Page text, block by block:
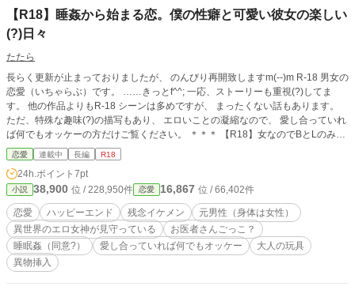
【R18】睡姦から始まる恋。僕の性癖と可愛い彼女の楽しい
(?)日々
たたら
長らく更新が止まっておりましたが、 のんびり再開致しますm(--)m R-18 男女の
恋愛（いちゃらぶ）です。 ……きっとf^^; 一応、ストーリーも重視(?)してま
す。 他の作品よりもR-18 シーンは多めですが、 まったくない話もあります。
ただ、特殊な趣味(?)の描写もあり、 エロいことの凝縮なので、 愛し合っていれ
ば何でもオッケーの方だけご覧ください。 ＊＊＊ 【R18】女なのでBとLのみの
世界は勘弁してください！「いらない子」が溺愛に堕ちる！ で外伝として公開
していた話（男×女）のその後、です。 こじらせ青年（柊真翔）×元いらない子
だった幸薄女性（元男の子・森悠子）のらぶらぶ日常の話です。 恋人が可愛く
て抱きたいけど、臆病で手が出せず。 彼女が寝ているときには大胆に触り、 起
きている時には、男のロマン(?)と称していろんなシチュエーションを試してみ
ようと画策する。 でも、彼女の拒絶が怖くて、やっぱり、最後まで抱くことは
できない（涙） というようなお話。 始終、こじらせた性癖がでてくるような話
しです。 可愛い青年、と見るのか、ヤバイ男だとみるのかは読者次第…。 始
終、イチャイチャ、ラブラブ。 ハッピーエンドです。 ※ゆるゆる更新 ※R18は
恋愛 連載中 長編 R18
24h.ポイント 7pt
小説 38,900 位 / 228,950件 恋愛 16,867 位 / 66,402件
恋愛 ハッピーエンド 残念イケメン
元男性（身体は女性）
異世界のエロ女神が見守っている
お医者さんごっこ？
睡眠姦（同意?）
愛し合っていれば何でもオッケー
大人の玩具
異物挿入